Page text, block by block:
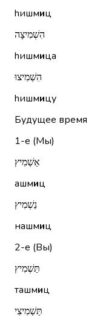
hишмиц
הִשְׁמִיצָה
hишмица
הִשְׁמִיצוּ
hишмицу
Будущее время
1-е (Мы)
אַשְׁמִיץ
ашмиц
נַשְׁמִיץ
нашмиц
2-е (Вы)
תַּשְׁמִיץ
ташмиц
תַּשְׁמִיצִי